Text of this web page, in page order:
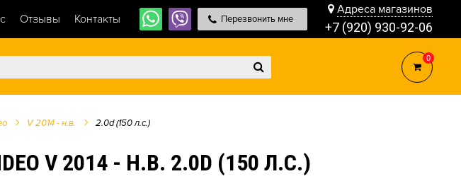
Отзывы Контакты Перезвонить мне
Адреса магазинов
+7 (920) 930-92-06
0
V 2014 - н.в. 2.0d (150 л.с.)
V 2014 - Н.В. 2.0D (150 Л.С.)